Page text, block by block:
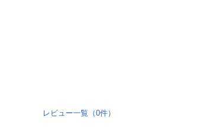
レビュー一覧（0件）